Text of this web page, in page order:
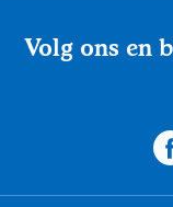
Volg ons en